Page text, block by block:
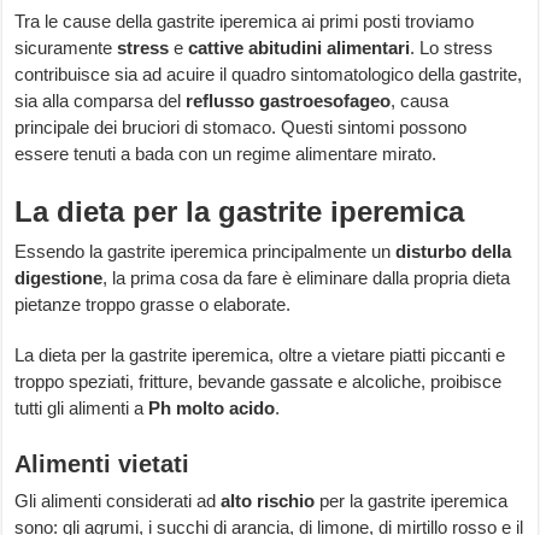
Tra le cause della gastrite iperemica ai primi posti troviamo
sicuramentestress ecattive abitudini alimentari. Lo stress
contribuisce sia ad acuire il quadro sintomatologico della gastrite,
sia alla comparsa del reflusso gastroesofageo, causa
principale dei bruciori di stomaco. Questi sintomi possono
essere tenuti a bada con un regime alimentare mirato.
La dieta per la gastrite iperemica
Essendo la gastrite iperemica principalmente undisturbo della
digestione, la prima cosa da fare è eliminare dalla propria dieta
pietanze troppo grasse o elaborate.
La dieta per la gastrite iperemica, oltre a vietare piatti piccanti e
troppo speziati, fritture, bevande gassate e alcoliche, proibisce
tutti gli alimenti a Ph molto acido.
Alimenti vietati
Gli alimenti considerati adalto rischio per la gastrite iperemica
sono: gli agrumi, i succhi di arancia, di limone, di mirtillo rosso e il